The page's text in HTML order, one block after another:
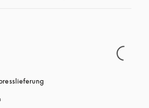
öffnet sich in einem neuen Tab